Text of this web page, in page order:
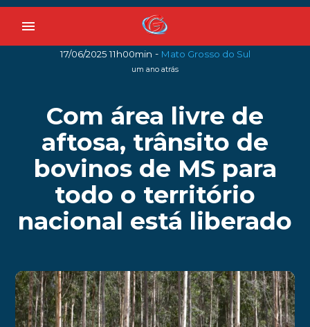
menu
17/06/2025 11h00min - Mato Grosso do Sul
um ano atrás
Com área livre de
aftosa, trânsito de
bovinos de MS para
todo o território
nacional está liberado